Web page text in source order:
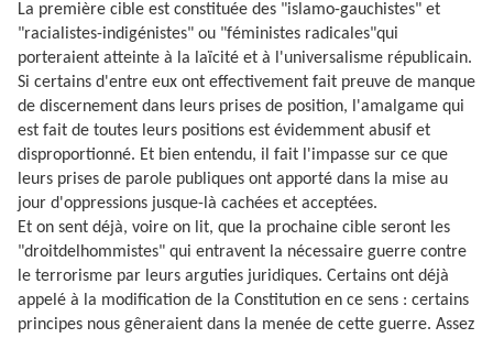
La première cible est constituée des "islamo-gauchistes" et
"racialistes-indigénistes" ou "féministes radicales"qui
porteraient atteinte à la laïcité et à l'universalisme républicain.
Si certains d'entre eux ont effectivement fait preuve de manque
de discernement dans leurs prises de position, l'amalgame qui
est fait de toutes leurs positions est évidemment abusif et
disproportionné. Et bien entendu, il fait l'impasse sur ce que
leurs prises de parole publiques ont apporté dans la mise au
jour d'oppressions jusque-là cachées et acceptées.
Et on sent déjà, voire on lit, que la prochaine cible seront les
"droitdelhommistes" qui entravent la nécessaire guerre contre
le terrorisme par leurs arguties juridiques. Certains ont déjà
appelé à la modification de la Constitution en ce sens : certains
principes nous gêneraient dans la menée de cette guerre. Assez